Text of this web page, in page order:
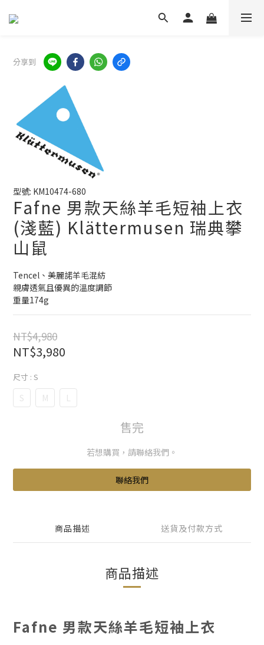
分享到
型號: KM10474-680
Fafne 男款天絲羊毛短袖上衣
(淺藍) Klättermusen 瑞典攀
山鼠
Tencel、美麗諾羊毛混紡
親膚透氣且優異的溫度調節
重量174g
NT$4,980
NT$3,980
尺寸 : S
S M L
售完
若想購買，請聯絡我們。
聯絡我們
商品描述 送貨及付款方式
商品描述
Fafne 男款天絲羊毛短袖上衣